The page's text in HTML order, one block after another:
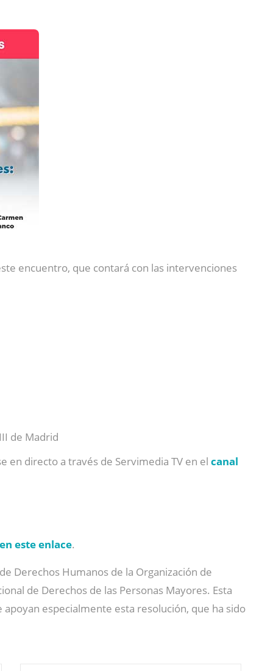
encuentro, que contará con las intervenciones
de Madrid
en directo a través de Servimedia TV en el canal
este enlace.
Derechos Humanos de la Organización de
de Derechos de las Personas Mayores. Esta
especialmente esta resolución, que ha sido